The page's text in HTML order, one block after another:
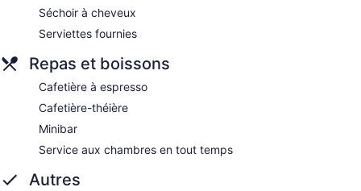
Séchoir à cheveux
Serviettes fournies
Repas et boissons
Cafetière à espresso
Cafetière-théière
Minibar
Service aux chambres en tout temps
Autres